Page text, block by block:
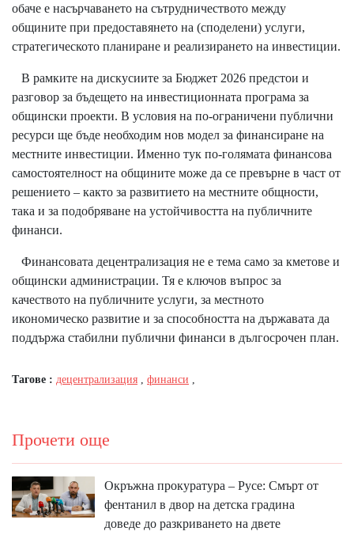
обаче е насърчаването на сътрудничеството между
общините при предоставянето на (споделени) услуги,
стратегическото планиране и реализирането на инвестиции.
В рамките на дискусиите за Бюджет 2026 предстои и
разговор за бъдещето на инвестиционната програма за
общински проекти. В условия на по-ограничени публични
ресурси ще бъде необходим нов модел за финансиране на
местните инвестиции. Именно тук по-голямата финансова
самостоятелност на общините може да се превърне в част от
решението – както за развитието на местните общности,
така и за подобряване на устойчивостта на публичните
финанси.
Финансовата децентрализация не е тема само за кметове и
общински администрации. Тя е ключов въпрос за
качеството на публичните услуги, за местното
икономическо развитие и за способността на държавата да
поддържа стабилни публични финанси в дългосрочен план.
Тагове : децентрализация , финанси ,
Прочети още
Окръжна прокуратура – Русе: Смърт от
фентанил в двор на детска градина
доведе до разкриването на двете